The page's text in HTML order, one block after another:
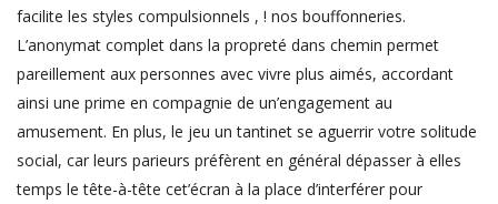
facilite les styles compulsionnels , ! nos bouffonneries.
L’anonymat complet dans la propreté dans chemin permet
pareillement aux personnes avec vivre plus aimés, accordant
ainsi une prime en compagnie de un’engagement au
amusement. En plus, le jeu un tantinet se aguerrir votre solitude
social, car leurs parieurs préfèrent en général dépasser à elles
temps le tête-à-tête cet’écran à la place d’interférer pour